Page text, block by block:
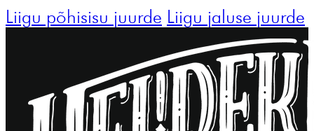
Liigu põhisisu juurde Liigu jaluse juurde